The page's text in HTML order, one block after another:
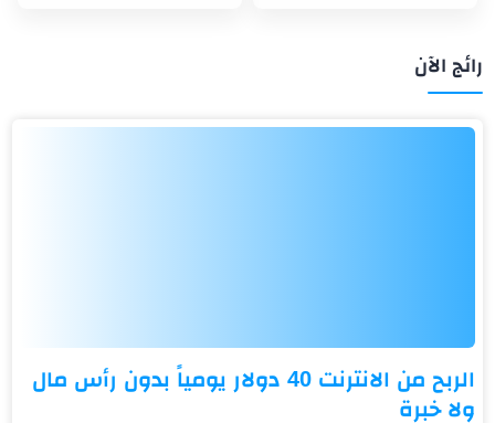
رائج الآن
الربح من الانترنت 40 دولار يومياً بدون رأس مال
ولا خبرة